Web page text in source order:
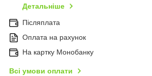
Детальніше
Післяплата
Оплата на рахунок
На картку Монобанку
Всі умови оплати